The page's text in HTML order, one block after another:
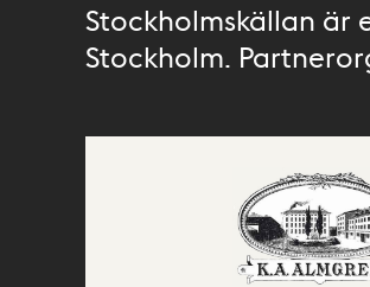
Stockholmskällan är
Stockholm.